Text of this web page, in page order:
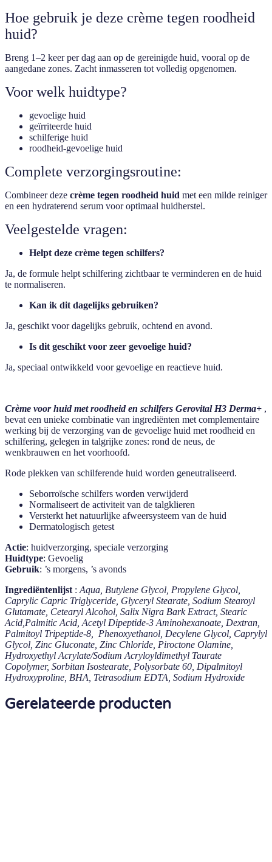
Hoe gebruik je deze crème tegen roodheid
huid?
Breng 1–2 keer per dag aan op de gereinigde huid, vooral op de
aangedane zones. Zacht inmasseren tot volledig opgenomen.
Voor welk huidtype?
gevoelige huid
geïrriteerde huid
schilferige huid
roodheid-gevoelige huid
Complete verzorgingsroutine:
Combineer deze crème tegen roodheid huid met een milde reiniger
en een hydraterend serum voor optimaal huidherstel.
Veelgestelde vragen:
Helpt deze crème tegen schilfers?
Ja, de formule helpt schilfering zichtbaar te verminderen en de huid
te normaliseren.
Kan ik dit dagelijks gebruiken?
Ja, geschikt voor dagelijks gebruik, ochtend en avond.
Is dit geschikt voor zeer gevoelige huid?
Ja, speciaal ontwikkeld voor gevoelige en reactieve huid.
Crème voor huid met roodheid en schilfers Gerovital H3 Derma+ ,
bevat een unieke combinatie van ingrediënten met complementaire
werking bij de verzorging van de gevoelige huid met roodheid en
schilfering, gelegen in talgrijke zones: rond de neus, de
wenkbrauwen en het voorhoofd.
Rode plekken van schilferende huid worden geneutraliseerd.
Seborroïsche schilfers worden verwijderd
Normaliseert de activiteit van de talgklieren
Versterkt het natuurlijke afweersysteem van de huid
Dermatologisch getest
Actie: huidverzorging, speciale verzorging
Huidtype: Gevoelig
Gebruik: ’s morgens, ’s avonds
Ingrediëntenlijst : Aqua, Butylene Glycol, Propylene Glycol,
Caprylic Capric Triglyceride, Glyceryl Stearate, Sodium Stearoyl
Glutamate, Cetearyl Alcohol, Salix Nigra Bark Extract, Stearic
Acid,Palmitic Acid, Acetyl Dipeptide-3 Aminohexanoate, Dextran,
Palmitoyl Tripeptide-8, Phenoxyethanol, Decylene Glycol, Caprylyl
Glycol, Zinc Gluconate, Zinc Chloride, Piroctone Olamine,
Hydroxyethyl Acrylate/Sodium Acryloyldimethyl Taurate
Copolymer, Sorbitan Isostearate, Polysorbate 60, Dipalmitoyl
Hydroxyproline, BHA, Tetrasodium EDTA, Sodium Hydroxide
Gerelateerde producten